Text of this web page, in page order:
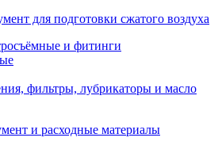
для подготовки сжатого воздуха
и фитинги
фильтры, лубрикаторы и масло
и расходные материалы